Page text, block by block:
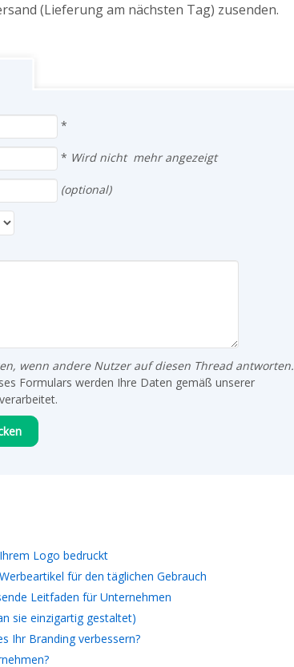
(Lieferung am nächsten Tag) zusenden.
*
* Wird nicht mehr angezeigt
(optional)
wenn andere Nutzer auf diesen Thread antworten.
Formulars werden Ihre Daten gemäß unserer
verarbeitet.
Logo bedruckt
für den täglichen Gebrauch
Leitfaden für Unternehmen
sie einzigartig gestaltet)
Ihr Branding verbessern?